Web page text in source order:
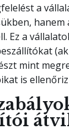
a
hanem
Ez a
mint
is